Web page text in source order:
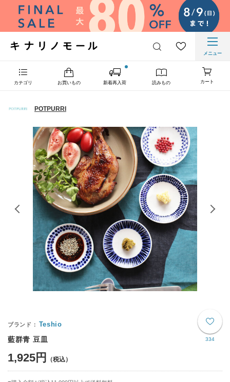
メニュー
カテゴリ お買いもの 新着再入荷 読みもの カート
POTPURRI
334
Teshio
藍群青 豆皿
1,925円